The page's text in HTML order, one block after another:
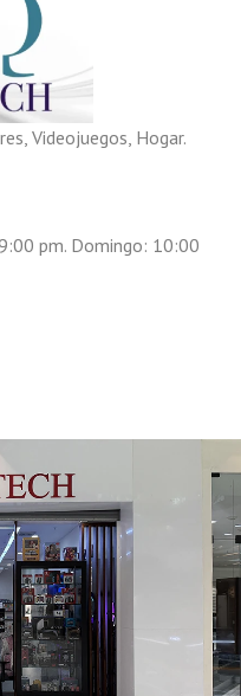
Videojuegos, Hogar.
pm. Domingo: 10:00